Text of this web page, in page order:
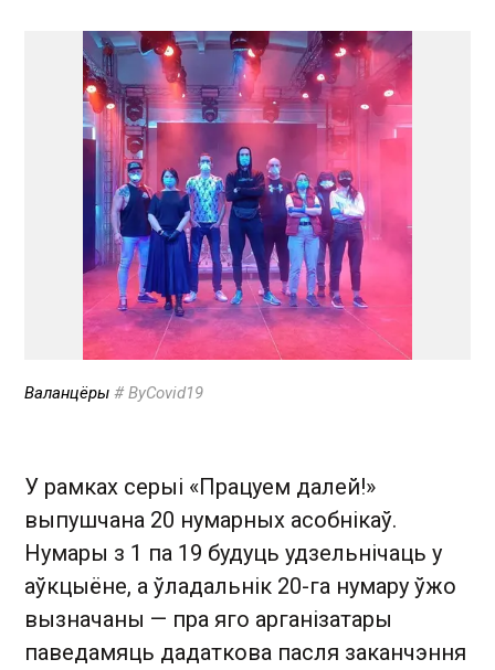
Валанцёры # ByCovid19
У рамках серыі «Працуем далей!»
выпушчана 20 нумарных асобнікаў.
Нумары з 1 па 19 будуць удзельнічаць у
аўкцыёне, а ўладальнік 20-га нумару ўжо
вызначаны — пра яго арганізатары
паведамяць дадаткова пасля заканчэння